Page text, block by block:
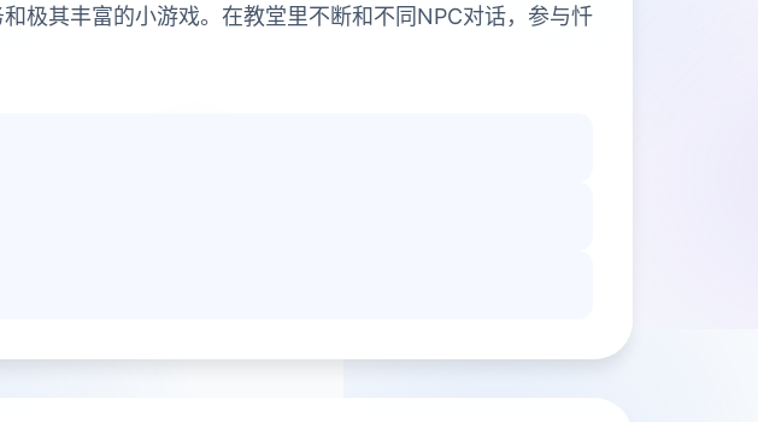
极其丰富的小游戏。在教堂里不断和不同NPC对话，参与忏